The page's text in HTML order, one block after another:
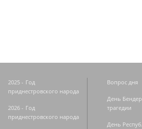
2025 - Год
приднестровского народа
2026 - Год
приднестровского народа
Вопрос дня
День
трагедии
День